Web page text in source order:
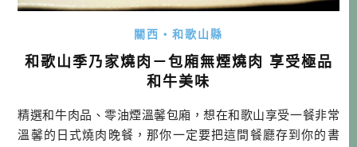
關西・和歌山縣
和歌山季乃家燒肉－包廂無煙燒肉 享受極品
和牛美味
精選和牛肉品、零油煙溫馨包廂，想在和歌山享受一餐非常
溫馨的日式燒肉晚餐，那你一定要把這間餐廳存到你的書